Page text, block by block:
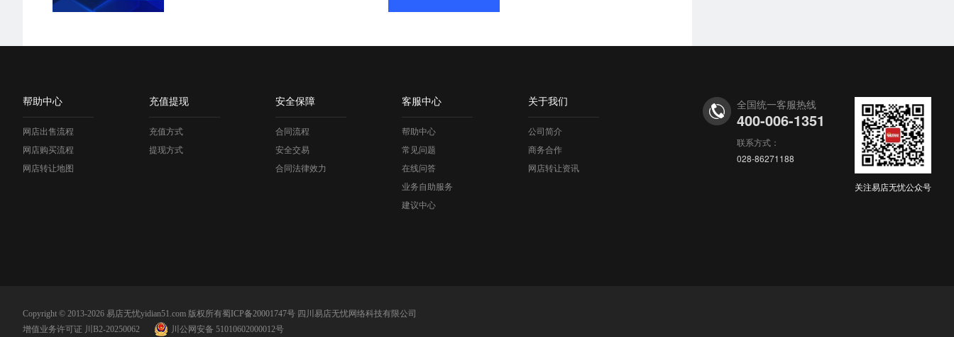
帮助中心
网店出售流程
网店购买流程
网店转让地图
充值提现
充值方式
提现方式
安全保障
合同流程
安全交易
合同法律效力
客服中心
帮助中心
常见问题
在线问答
业务自助服务
建议中心
关于我们
公司简介
商务合作
网店转让资讯
全国统一客服热线
400-006-1351
联系方式：
028-86271188
关注易店无忧公众号
Copyright © 2013-2026 易店无忧yidian51.com 版权所有蜀ICP备20001747号 四川易店无忧网络科技有限公司
增值业务许可证 川B2-20250062
川公网安备 51010602000012号